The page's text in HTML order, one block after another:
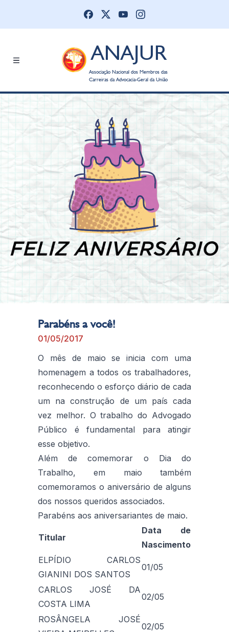
ANAJUR
Associação Nacional dos Membros das
Carreiras da Advocacia-Geral da União
Parabéns a você!
01/05/2017
O mês de maio se inicia com uma
homenagem a todos os trabalhadores,
reconhecendo o esforço diário de cada
um na construção de um país cada
vez melhor. O trabalho do Advogado
Público é fundamental para atingir
esse objetivo.
Além de comemorar o Dia do
Trabalho, em maio também
comemoramos o aniversário de alguns
dos nossos queridos associados.
Parabéns aos aniversariantes de maio.
Titular
Data de
Nascimento
ELPÍDIO CARLOS
GIANINI DOS SANTOS
01/05
CARLOS JOSÉ DA
COSTA LIMA
02/05
ROSÂNGELA JOSÉ
02/05